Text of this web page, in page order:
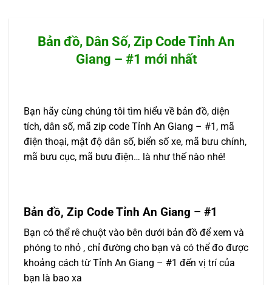
Bản đồ, Dân Số, Zip Code Tỉnh An
Giang – #1 mới nhất
Bạn hãy cùng chúng tôi tìm hiểu về bản đồ, diện
tích, dân số, mã zip code Tỉnh An Giang – #1, mã
điện thoại, mật độ dân số, biển số xe, mã bưu chính,
mã bưu cục, mã bưu điện… là như thế nào nhé!
Bản đồ, Zip Code Tỉnh An Giang – #1
Bạn có thể rê chuột vào bên dưới bản đồ để xem và
phóng to nhỏ , chỉ đường cho bạn và có thể đo được
khoảng cách từ Tỉnh An Giang – #1 đến vị trí của
bạn là bao xa